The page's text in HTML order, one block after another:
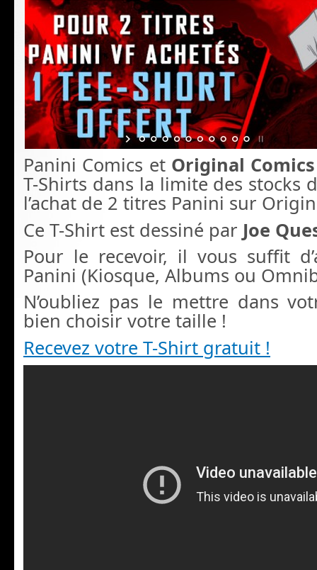
Panini Comics et Original Comics
T-Shirts dans la limite des stocks
l’achat de 2 titres Panini sur
Ce T-Shirt est dessiné par Joe
Pour le recevoir, il vous suffit
Panini (Kiosque, Albums ou
N’oubliez pas le mettre dans
bien choisir votre taille !
Recevez votre T-Shirt gratuit !